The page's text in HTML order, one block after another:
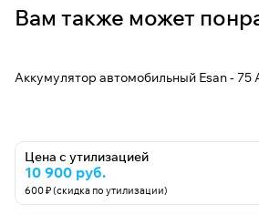
Вам также может
Аккумулятор автомобильный Esan - 75
Цена с утилизацией
10 900 руб.
600 ₽ (скидка по утилизации)